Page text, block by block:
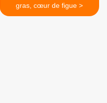
gras, cœur de figue >